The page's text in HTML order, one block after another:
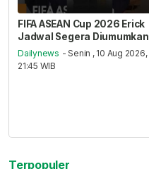
FIFA ASEAN Cup 2026 Erick
Jadwal Segera Diumumkan
Dailynews - Senin , 10 Aug 2026,
21:45 WIB
Terpopuler